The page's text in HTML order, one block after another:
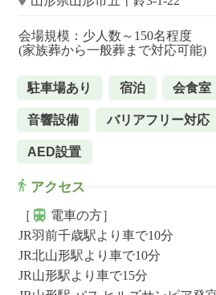
会場規模：少人数～150名程度
(家族葬から一般葬まで対応可能)
駐車場あり 宿泊 会食室
音響設備 バリアフリー対応
AED設置
アクセス
［
電車の方］
JR羽前千歳駅より車で10分
JR北山形駅より車で10分
JR山形駅より車で15分